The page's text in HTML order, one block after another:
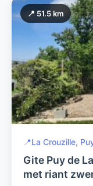
📍 51.5 km
📍La Crouzille,
Gite Puy de
met riant